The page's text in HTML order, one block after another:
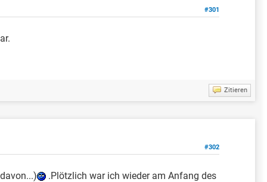
#301
Zitieren
#302
.Plötzlich war ich wieder am Anfang des